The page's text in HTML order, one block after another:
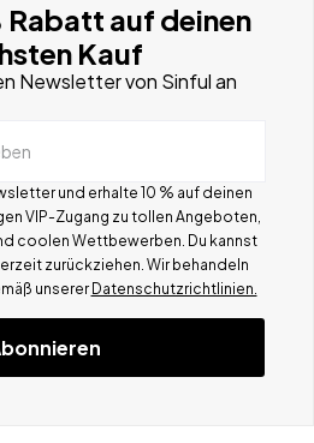
Rabatt auf deinen
Kauf
Newsletter von Sinful an
und erhalte 10 % auf deinen
VIP-Zugang zu tollen Angeboten,
coolen Wettbewerben. Du kannst
zurückziehen. Wir behandeln
ß unserer Datenschutzrichtlinien.